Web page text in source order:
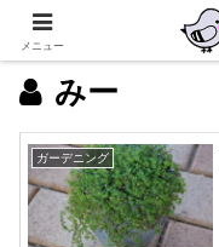
みー
ガーデニング
メニュー